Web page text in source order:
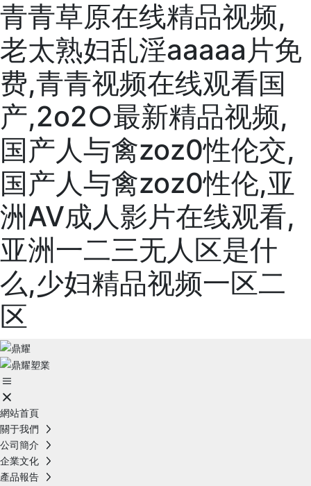
青青草原在线精品视频,
老太熟妇乱淫aaaaa片免
费,青青视频在线观看国
产,2o2○最新精品视频,
国产人与禽zoz0性伦交,
国产人与禽zoz0性伦,亚
洲AV成人影片在线观看,
亚洲一二三无人区是什
么,少妇精品视频一区二
区
網站首頁
關于我們
公司簡介
企業文化
產品報告